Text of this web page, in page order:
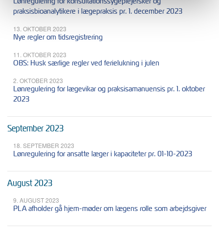
praksisbioanalytikere i lægepraksis pr. 1. december 2023
13. OKTOBER 2023
Nye regler om tidsregistrering
11. OKTOBER 2023
OBS: Husk særlige regler ved ferielukning i julen
2. OKTOBER 2023
Lønregulering for lægevikar og praksisamanuensis pr. 1. oktober
2023
September 2023
18. SEPTEMBER 2023
Lønregulering for ansatte læger i kapaciteter pr. 01-10-2023
August 2023
9. AUGUST 2023
PLA afholder gå hjem-møder om lægens rolle som arbejdsgiver